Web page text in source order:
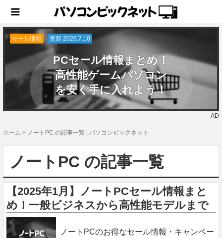
セール情報 更新 2026.7.10
PCセール情報まとめ！
高性能ゲームパソコン
を安く手に入れよう！
AD
ホーム > ノートPC の記事一覧 | パソコンピックネット
ノートPC の記事一覧
【2025年1月】ノートPCセール情報まと
め！一般ビジネスから高性能モデルまで
ノートPCのお得なセール情報・キャンペー